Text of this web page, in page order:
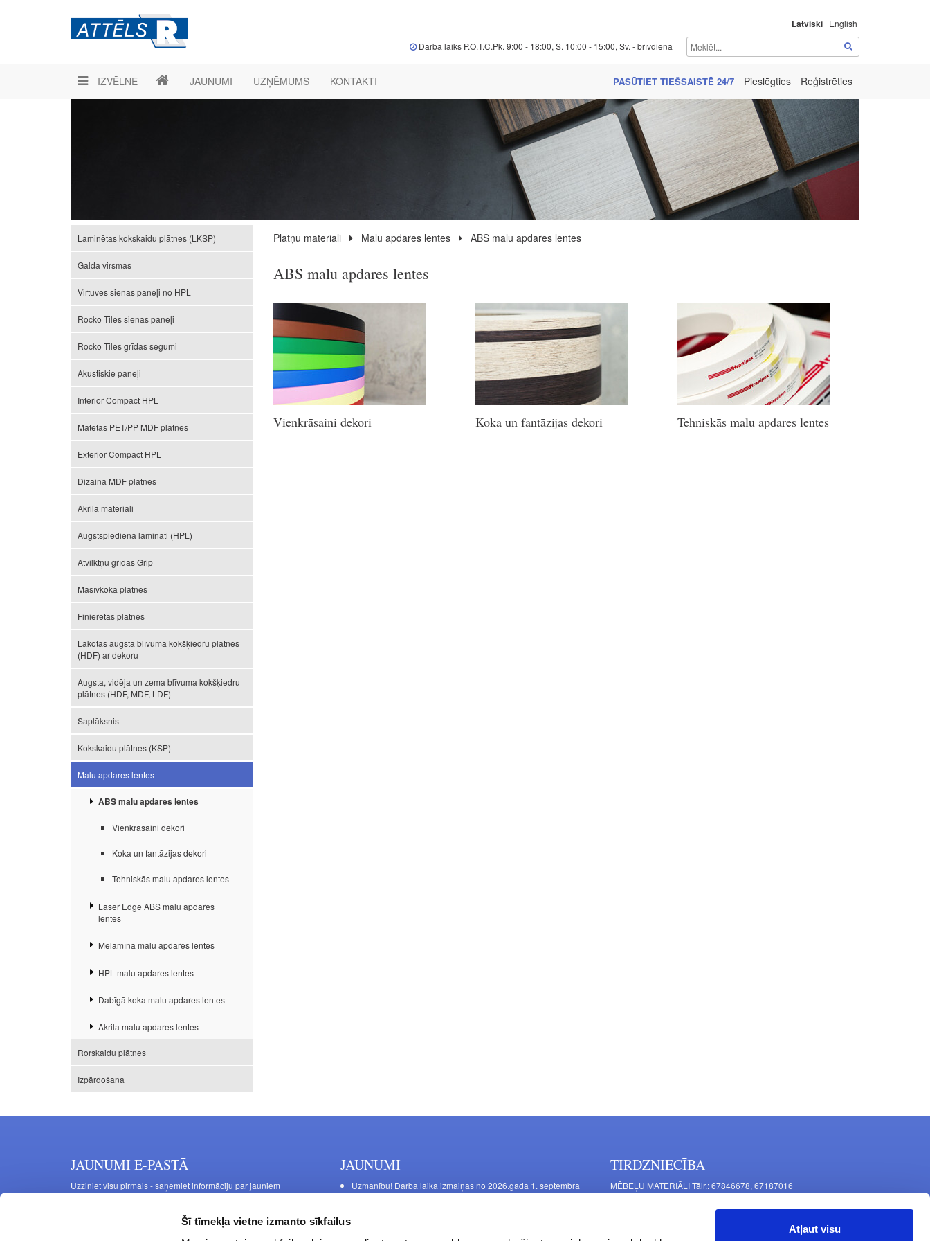
Šī tīmekļa vietne izmanto sīkfailus
Atļaut visu
Latviski English
Darba laiks P.O.T.C.Pk. 9:00 - 18:00, S. 10:00 - 15:00, Sv. - brīvdiena
IZVĒLNE JAUNUMI UZŅĒMUMS KONTAKTI PASŪTIET TIEŠSAISTĒ 24/7 Pieslēgties Reģistrēties
Laminētas kokskaidu plātnes (LKSP)
Galda virsmas
Virtuves sienas paneļi no HPL
Rocko Tiles sienas paneļi
Rocko Tiles grīdas segumi
Akustiskie paneļi
Interior Compact HPL
Matētas PET/PP MDF plātnes
Exterior Compact HPL
Dizaina MDF plātnes
Akrila materiāli
Augstspiediena lamināti (HPL)
Atvilktņu grīdas Grip
Masīvkoka plātnes
Finierētas plātnes
Lakotas augsta blīvuma kokšķiedru plātnes
(HDF) ar dekoru
Augsta, vidēja un zema blīvuma kokšķiedru
plātnes (HDF, MDF, LDF)
Saplāksnis
Kokskaidu plātnes (KSP)
Malu apdares lentes
ABS malu apdares lentes
Vienkrāsaini dekori
Koka un fantāzijas dekori
Tehniskās malu apdares lentes
Laser Edge ABS malu apdares
lentes
Melamīna malu apdares lentes
HPL malu apdares lentes
Dabīgā koka malu apdares lentes
Akrila malu apdares lentes
Rorskaidu plātnes
Izpārdošana
Plātņu materiāli Malu apdares lentes ABS malu apdares lentes
ABS malu apdares lentes
Vienkrāsaini dekori Koka un fantāzijas dekori Tehniskās malu apdares lentes
JAUNUMI E-PASTĀ
Uzziniet visu pirmais - saņemiet informāciju par jauniem
JAUNUMI
Uzmanību! Darba laika izmaiņas no 2026.gada 1. septembra
TIRDZNIECĪBA
MĒBEĻU MATERIĀLI Tālr.: 67846678, 67187016
Mašīnu iela 11, Rīga, LV-1063, Latvija
FURNITŪRA MĒBELĒM Tālr.: 67846682, 67844884